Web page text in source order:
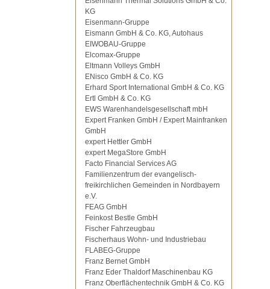
KG
Eisenmann-Gruppe
Eismann GmbH & Co. KG, Autohaus
EIWOBAU-Gruppe
Elcomax-Gruppe
Eltmann Volleys GmbH
ENisco GmbH & Co. KG
Erhard Sport International GmbH & Co. KG
Ertl GmbH & Co. KG
EWS Warenhandelsgesellschaft mbH
Expert Franken GmbH / Expert Mainfranken
GmbH
expert Hettler GmbH
expert MegaStore GmbH
Facto Financial Services AG
Familienzentrum der evangelisch-
freikirchlichen Gemeinden in Nordbayern
e.V.
FEAG GmbH
Feinkost Bestle GmbH
Fischer Fahrzeugbau
Fischerhaus Wohn- und Industriebau
FLABEG-Gruppe
Franz Bernet GmbH
Franz Eder Thaldorf Maschinenbau KG
Franz Oberflächentechnik GmbH & Co. KG